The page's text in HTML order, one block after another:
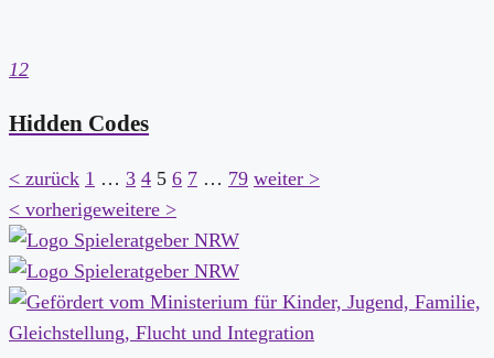
12
Hidden Codes
< zurück 1 … 3 4 5 6 7 … 79 weiter >
< vorherigeweitere >